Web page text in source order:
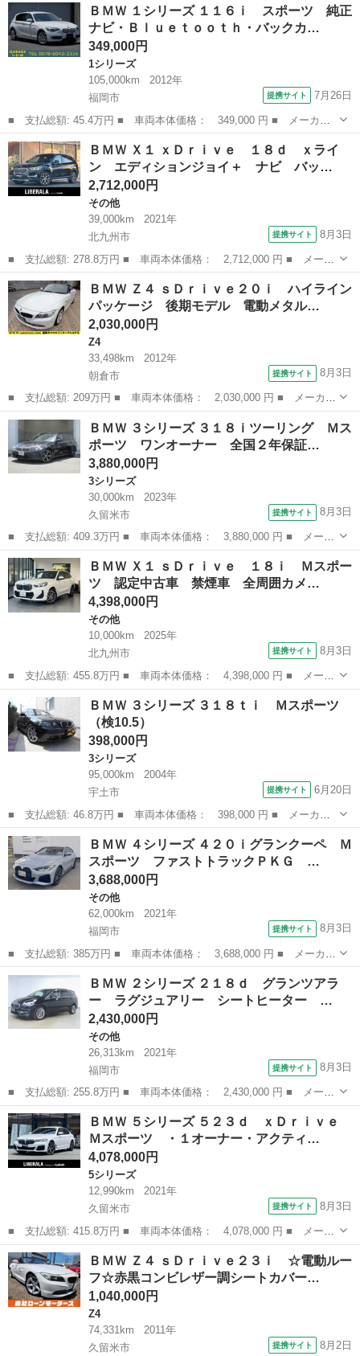
ｄ ツーリング ｘＤｒｉｖｅ Ｍスポーツ エディションジョイプ
ラス シ...
ＢＭＷ １シリーズ １１６ｉ スポーツ 純正
ナビ・Ｂｌｕｅｔｏｏｔｈ・バックカ…
349,000円
1シリーズ
105,000km
2012年
福岡市
提携サイト 7月26日
■ 支払総額: 45.4万円 ■ 車両本体価格： 349,000 円 ■ メーカー
名： ＢＭＷ ■ 車種名： １シリーズ ■ グレード名： １１６
ｉ スポーツ 純正ナビ・Ｂｌｕｅｔｏｏｔｈ・バックカメラ・キー
レス・プッシュ...
福岡 福岡市
ＢＭＷ Ｘ１ ｘＤｒｉｖｅ １８ｄ ｘライ
ン エディションジョイ＋ ナビ バッ…
2,712,000円
その他
39,000km
2021年
北九州市
提携サイト 8月3日
■ 支払総額: 278.8万円 ■ 車両本体価格： 2,712,000 円 ■ メーカ
ー名： ＢＭＷ ■ 車種名： Ｘ１ ■ グレード名： ｘＤｒｉｖ
ｅ １８ｄ ｘライン エディションジョイ＋ ナビ バックカメ
ラ ＴＶチュ...
福岡 北九州市
ＢＭＷ Ｚ４ ｓＤｒｉｖｅ２０ｉ ハイライン
パッケージ 後期モデル 電動メタル…
2,030,000円
Z4
33,498km
2012年
朝倉市
提携サイト 8月3日
■ 支払総額: 209万円 ■ 車両本体価格： 2,030,000 円 ■ メーカー
名： ＢＭＷ ■ 車種名： Ｚ４ ■ グレード名： ｓＤｒｉｖｅ２
０ｉ ハイラインパッケージ 後期モデル 電動メタルオープン
２．０ツイン...
福岡 朝倉市
ＢＭＷ ３シリーズ ３１８ｉツーリング Ｍス
ポーツ ワンオーナー 全国２年保証…
3,880,000円
3シリーズ
30,000km
2023年
久留米市
提携サイト 8月3日
■ 支払総額: 409.3万円 ■ 車両本体価格： 3,880,000 円 ■ メーカ
ー名： ＢＭＷ ■ 車種名： ３シリーズ ■ グレード名： ３１８
ｉツーリング Ｍスポーツ ワンオーナー 全国２年保証 追従式ク
ルーズコ...
福岡 久留米市
ＢＭＷ Ｘ１ ｓＤｒｉｖｅ １８ｉ Ｍスポー
ツ 認定中古車 禁煙車 全周囲カメ…
4,398,000円
その他
10,000km
2025年
北九州市
提携サイト 8月3日
■ 支払総額: 455.8万円 ■ 車両本体価格： 4,398,000 円 ■ メーカ
ー名： ＢＭＷ ■ 車種名： Ｘ１ ■ グレード名： ｓＤｒｉｖ
ｅ １８ｉ Ｍスポーツ 認定中古車 禁煙車 全周囲カメラ 電動
シート 電...
北九州市
ＢＭＷ ３シリーズ ３１８ｔｉ Ｍスポーツ
（検10.5）
398,000円
3シリーズ
95,000km
2004年
宇土市
提携サイト 6月20日
■ 支払総額: 46.8万円 ■ 車両本体価格： 398,000 円 ■ メーカー
名： ＢＭＷ ■ 車種名： ３シリーズ ■ グレード名： ３１８ｔ
ｉ Ｍスポーツ ■ 排気量： 2000cc ■ ドア枚数： 3D ■ ミッ...
熊本 宇土市
ＢＭＷ ４シリーズ ４２０ｉグランクーペ Ｍ
スポーツ ファストトラックＰＫＧ …
3,688,000円
その他
62,000km
2021年
福岡市
提携サイト 8月3日
■ 支払総額: 385万円 ■ 車両本体価格： 3,688,000 円 ■ メーカー
名： ＢＭＷ ■ 車種名： ４シリーズ ■ グレード名： ４２０ｉ
グランクーペ Ｍスポーツ ファストトラックＰＫＧ サウンドＰＫ
Ｇ コンフ...
福岡 福岡市
ＢＭＷ ２シリーズ ２１８ｄ グランツアラ
ー ラグジュアリー シートヒーター …
2,430,000円
その他
26,313km
2021年
福岡市
提携サイト 8月3日
■ 支払総額: 255.8万円 ■ 車両本体価格： 2,430,000 円 ■ メーカ
ー名： ＢＭＷ ■ 車種名： ２シリーズ ■ グレード名： ２１８
ｄ グランツアラー ラグジュアリー シートヒーター パワーシー
ト ３列...
福岡 福岡市 その他
ＢＭＷ ５シリーズ ５２３ｄ ｘＤｒｉｖｅ
Ｍスポーツ ・１オーナー・アクティ…
4,078,000円
5シリーズ
12,990km
2021年
久留米市
提携サイト 8月3日
■ 支払総額: 415.8万円 ■ 車両本体価格： 4,078,000 円 ■ メーカ
ー名： ＢＭＷ ■ 車種名： ５シリーズ ■ グレード名： ５２３
ｄ ｘＤｒｉｖｅ Ｍスポーツ ・１オーナー・アクティブクルーズ
コントロ...
福岡 久留米市
ＢＭＷ Ｚ４ ｓＤｒｉｖｅ２３ｉ ☆電動ルー
フ☆赤黒コンビレザー調シートカバー…
1,040,000円
Z4
74,331km
2011年
久留米市
提携サイト 8月2日